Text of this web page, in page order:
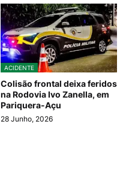
ACIDENTE
Colisão frontal deixa feridos
na Rodovia Ivo Zanella, em
Pariquera-Açu
28 Junho, 2026